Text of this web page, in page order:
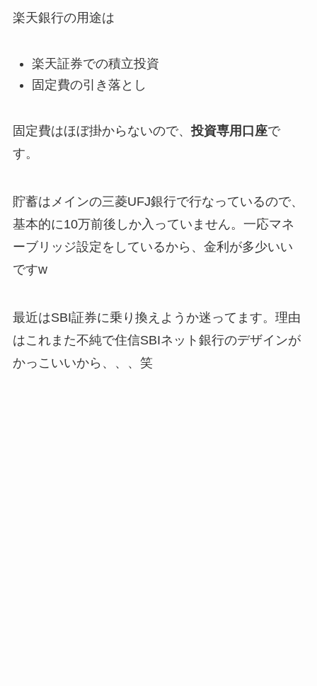
楽天銀行の用途は
楽天証券での積立投資
固定費の引き落とし
固定費はほぼ掛からないので、 投資専用口座で
す。
貯蓄はメインの三菱UFJ銀行で行なっているので、
基本的に10万前後しか入っていません。一応マネ
ーブリッジ設定をしているから、金利が多少いい
ですw
最近はSBI証券に乗り換えようか迷ってます。理由
はこれまた不純で住信SBIネット銀行のデザインが
かっこいいから、、、笑